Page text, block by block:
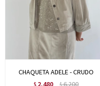
CHAQUETA ADELE - CRUDO
$ 2.480 $6.200